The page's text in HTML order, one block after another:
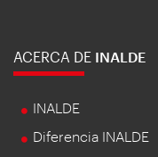
ACERCA DE INALDE
INALDE
Diferencia INALDE